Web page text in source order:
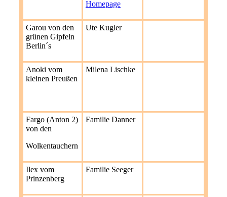
Homepage
Garou von den
grünen Gipfeln
Berlin´s
Ute Kugler
Anoki vom
kleinen Preußen
Milena Lischke
Fargo (Anton 2)
von den
Wolkentauchern
Familie Danner
Ilex vom
Prinzenberg
Familie Seeger